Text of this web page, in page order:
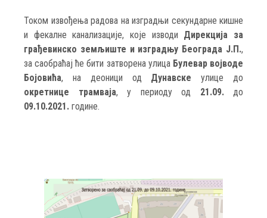
Током извођења радова на изградњи секундарне кишне
и фекалне канализације, које изводи Дирекција за
грађевинско земљиште и изградњу Београда Ј.П.,
за саобраћај ће бити затворена улица Булевар војводе
Бојовића, на деоници од Дунавскеулице до
окретнице трамваја, у периоду од 21.09.до
09.10.2021. године.